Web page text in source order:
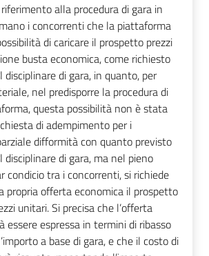
alla procedura di gara in
i concorrenti che la piattaforma
di caricare il prospetto prezzi
busta economica, come richiesto
di gara, in quanto, per
nel predisporre la procedura di
questa possibilità non è stata
di adempimento per i
difformità con quanto previsto
di gara, ma nel pieno
condicio tra i concorrenti, si richiede
propria offerta economica il prospetto
unitari. Si precisa che l’offerta
essere espressa in termini di ribasso
a base di gara, e che il costo di